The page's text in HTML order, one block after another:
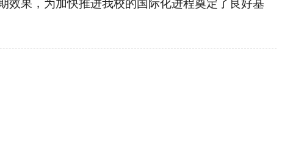
效果，为加快推进我校的国际化进程奠定了良好基